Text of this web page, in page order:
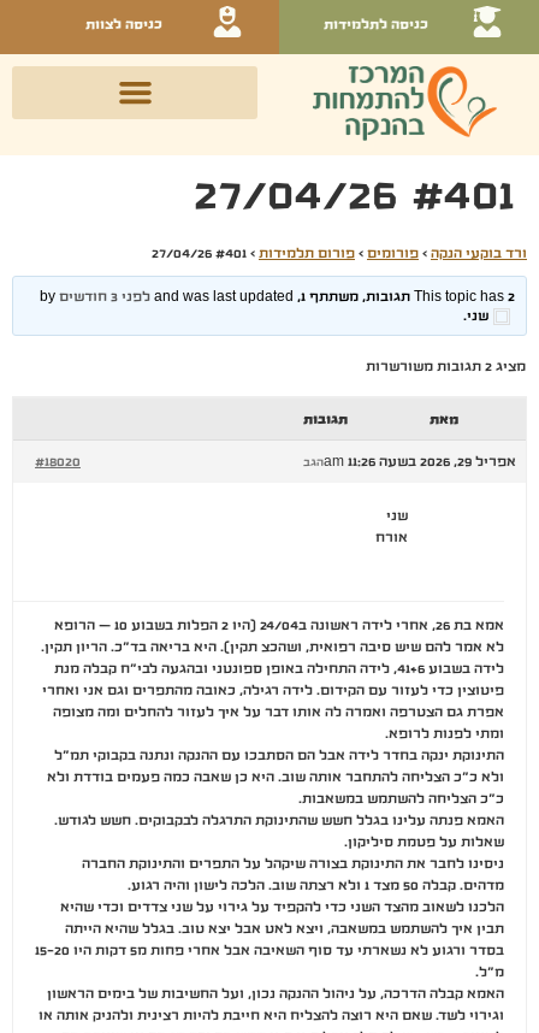
כניסה לתלמידות כניסה לצוות
#401 27/04/26
ורד בוקעי הנקה › פורומים › פורום תלמידות ›
#401 27/04/26
This topic has 2 תגובות, משתתף 1, and was last updated לפני 3 חודשים
by
שני.
מציג 2 תגובות משורשרות
מאת תגובות
אפריל 29, 2026 בשעה 11:26 am #18020 הגב
שני
אורח
אמא בת 26, אחרי לידה ראשונה ב24/04 (היו 2 הפלות בשבוע 10 – הרופא
לא אמר להם שיש סיבה רפואית, ושהכצ תקין). היא בריאה בד״כ. הריון תקין.
לידה בשבוע 41+6, לידה התחילה באופן ספונטני ובהגעה לבי״ח קבלה מנת
פיטוצין כדי לעזור עם הקידום. לידה רגילה, כאובה מהתפרים וגם אני ואחרי
אפרת גם הצטרפה ואמרה לה אותו דבר על איך לעזור להחלים ומה מצופה
ומתי לפנות לרופא.
התינוקת ינקה בחדר לידה אבל הם הסתבכו עם ההנקה ונתנה בקבוקי תמ״ל
ולא כ״כ הצליחה להתחבר אותה שוב. היא כן שאבה כמה פעמים בודדת ולא
כ״כ הצליחה להשתמש במשאבות.
האמא פנתה עלינו בגלל חשש שהתינוקת התרגלה לבקבוקים. חשש לגודש.
שאלות על פטמת סיליקון.
ניסינו לחבר את התינוקת בצורה שיקהל על התפרים והתינוקת החברה
מדהים. קבלה 50 מצד 1 ולא רצתה שוב. הלכה לישון והיה רגוע.
הלכנו לשאוב מהצד השני כדי להקפיד על גירוי על שני צדדים וכדי שהיא
תבין איך להשתמש במשאבה, ויצא לאט אבל יצא טוב. בגלל שהיא הייתה
בסדר ורגוע לא נשארתי עד סוף השאיבה אבל אחרי פחות מ5 דקות היו 15-20
מ״ל.
האמא קבלה הדרכה, על ניהול ההנקה נכון, ועל החשיבות של בימים הראשון
וגירוי לשד. שאם היא רוצה להצליח היא חייבת להיות רצינית ולהניק אותה או